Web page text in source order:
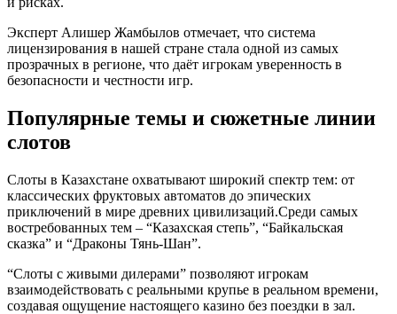
Эксперт Алишер Жамбылов отмечает, что система
лицензирования в нашей стране стала одной из самых
прозрачных в регионе, что даёт игрокам уверенность в
безопасности и честности игр.
Популярные темы и сюжетные линии
слотов
Слоты в Казахстане охватывают широкий спектр тем: от
классических фруктовых автоматов до эпических
приключений в мире древних цивилизаций.Среди самых
востребованных тем – “Казахская степь”, “Байкальская
сказка” и “Драконы Тянь‑Шан”.
“Слоты с живыми дилерами” позволяют игрокам
взаимодействовать с реальными крупье в реальном времени,
создавая ощущение настоящего казино без поездки в зал.